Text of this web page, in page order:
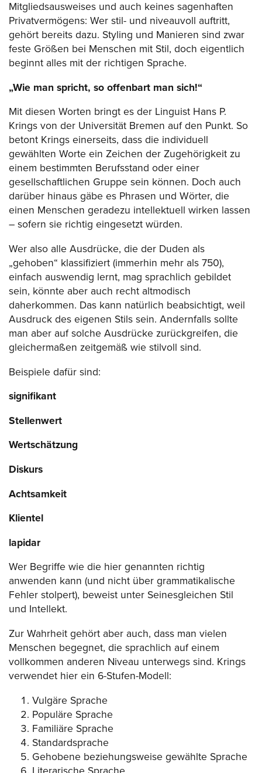
Mitgliedsausweises und auch keines sagenhaften
Privatvermögens: Wer stil- und niveauvoll auftritt,
gehört bereits dazu. Styling und Manieren sind zwar
feste Größen bei Menschen mit Stil, doch eigentlich
beginnt alles mit der richtigen Sprache.
„Wie man spricht, so offenbart man sich!“
Mit diesen Worten bringt es der Linguist Hans P.
Krings von der Universität Bremen auf den Punkt. So
betont Krings einerseits, dass die individuell
gewählten Worte ein Zeichen der Zugehörigkeit zu
einem bestimmten Berufsstand oder einer
gesellschaftlichen Gruppe sein können. Doch auch
darüber hinaus gäbe es Phrasen und Wörter, die
einen Menschen geradezu intellektuell wirken lassen
– sofern sie richtig eingesetzt würden.
Wer also alle Ausdrücke, die der Duden als
„gehoben“ klassifiziert (immerhin mehr als 750),
einfach auswendig lernt, mag sprachlich gebildet
sein, könnte aber auch recht altmodisch
daherkommen. Das kann natürlich beabsichtigt, weil
Ausdruck des eigenen Stils sein. Andernfalls sollte
man aber auf solche Ausdrücke zurückgreifen, die
gleichermaßen zeitgemäß wie stilvoll sind.
Beispiele dafür sind:
signifikant
Stellenwert
Wertschätzung
Diskurs
Achtsamkeit
Klientel
lapidar
Wer Begriffe wie die hier genannten richtig
anwenden kann (und nicht über grammatikalische
Fehler stolpert), beweist unter Seinesgleichen Stil
und Intellekt.
Zur Wahrheit gehört aber auch, dass man vielen
Menschen begegnet, die sprachlich auf einem
vollkommen anderen Niveau unterwegs sind. Krings
verwendet hier ein 6-Stufen-Modell:
Vulgäre Sprache
Populäre Sprache
Familiäre Sprache
Standardsprache
Gehobene beziehungsweise gewählte Sprache